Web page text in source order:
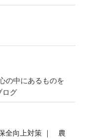
の中にあるものを
ログ
全向上対策 ｜ 農